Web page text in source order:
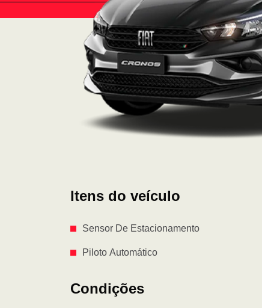
Itens do veículo
Sensor De Estacionamento
Piloto Automático
Condições